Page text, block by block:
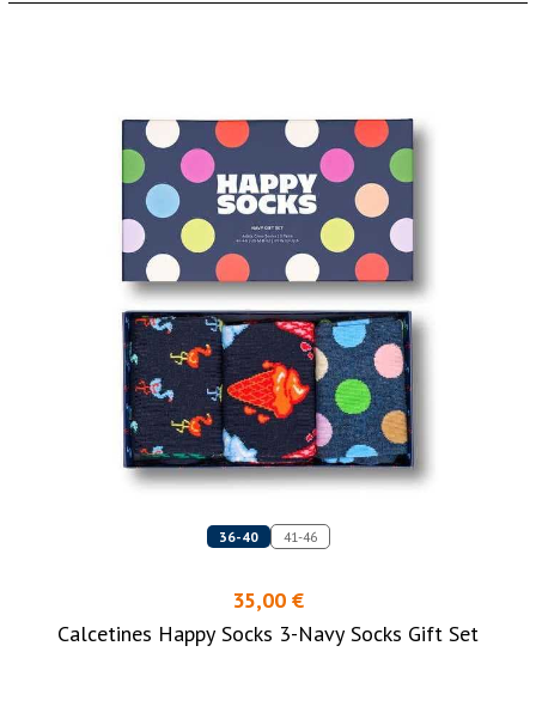
36-40 41-46
35,00 €
Calcetines Happy Socks 3-Navy Socks Gift Set